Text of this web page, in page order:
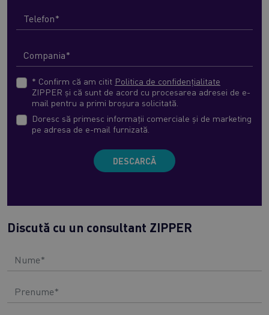
* Confirm că am citit Politica de confidențialitate
ZIPPER și că sunt de acord cu procesarea adresei de e-
mail pentru a primi broșura solicitată.
Doresc să primesc informații comerciale și de marketing
pe adresa de e-mail furnizată.
DESCARCĂ
Discută cu un consultant ZIPPER